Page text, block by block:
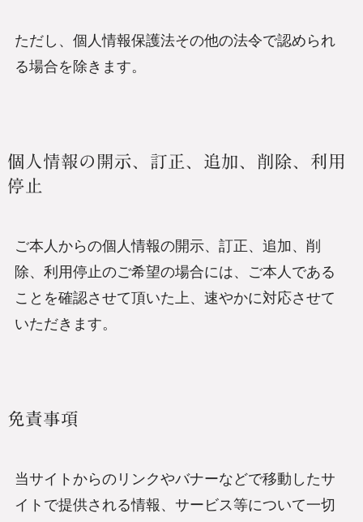
ただし、個人情報保護法その他の法令で認められ
る場合を除きます。
個人情報の開示、訂正、追加、削除、利用
停止
ご本人からの個人情報の開示、訂正、追加、削
除、利用停止のご希望の場合には、ご本人である
ことを確認させて頂いた上、速やかに対応させて
いただきます。
免責事項
当サイトからのリンクやバナーなどで移動したサ
イトで提供される情報、サービス等について一切